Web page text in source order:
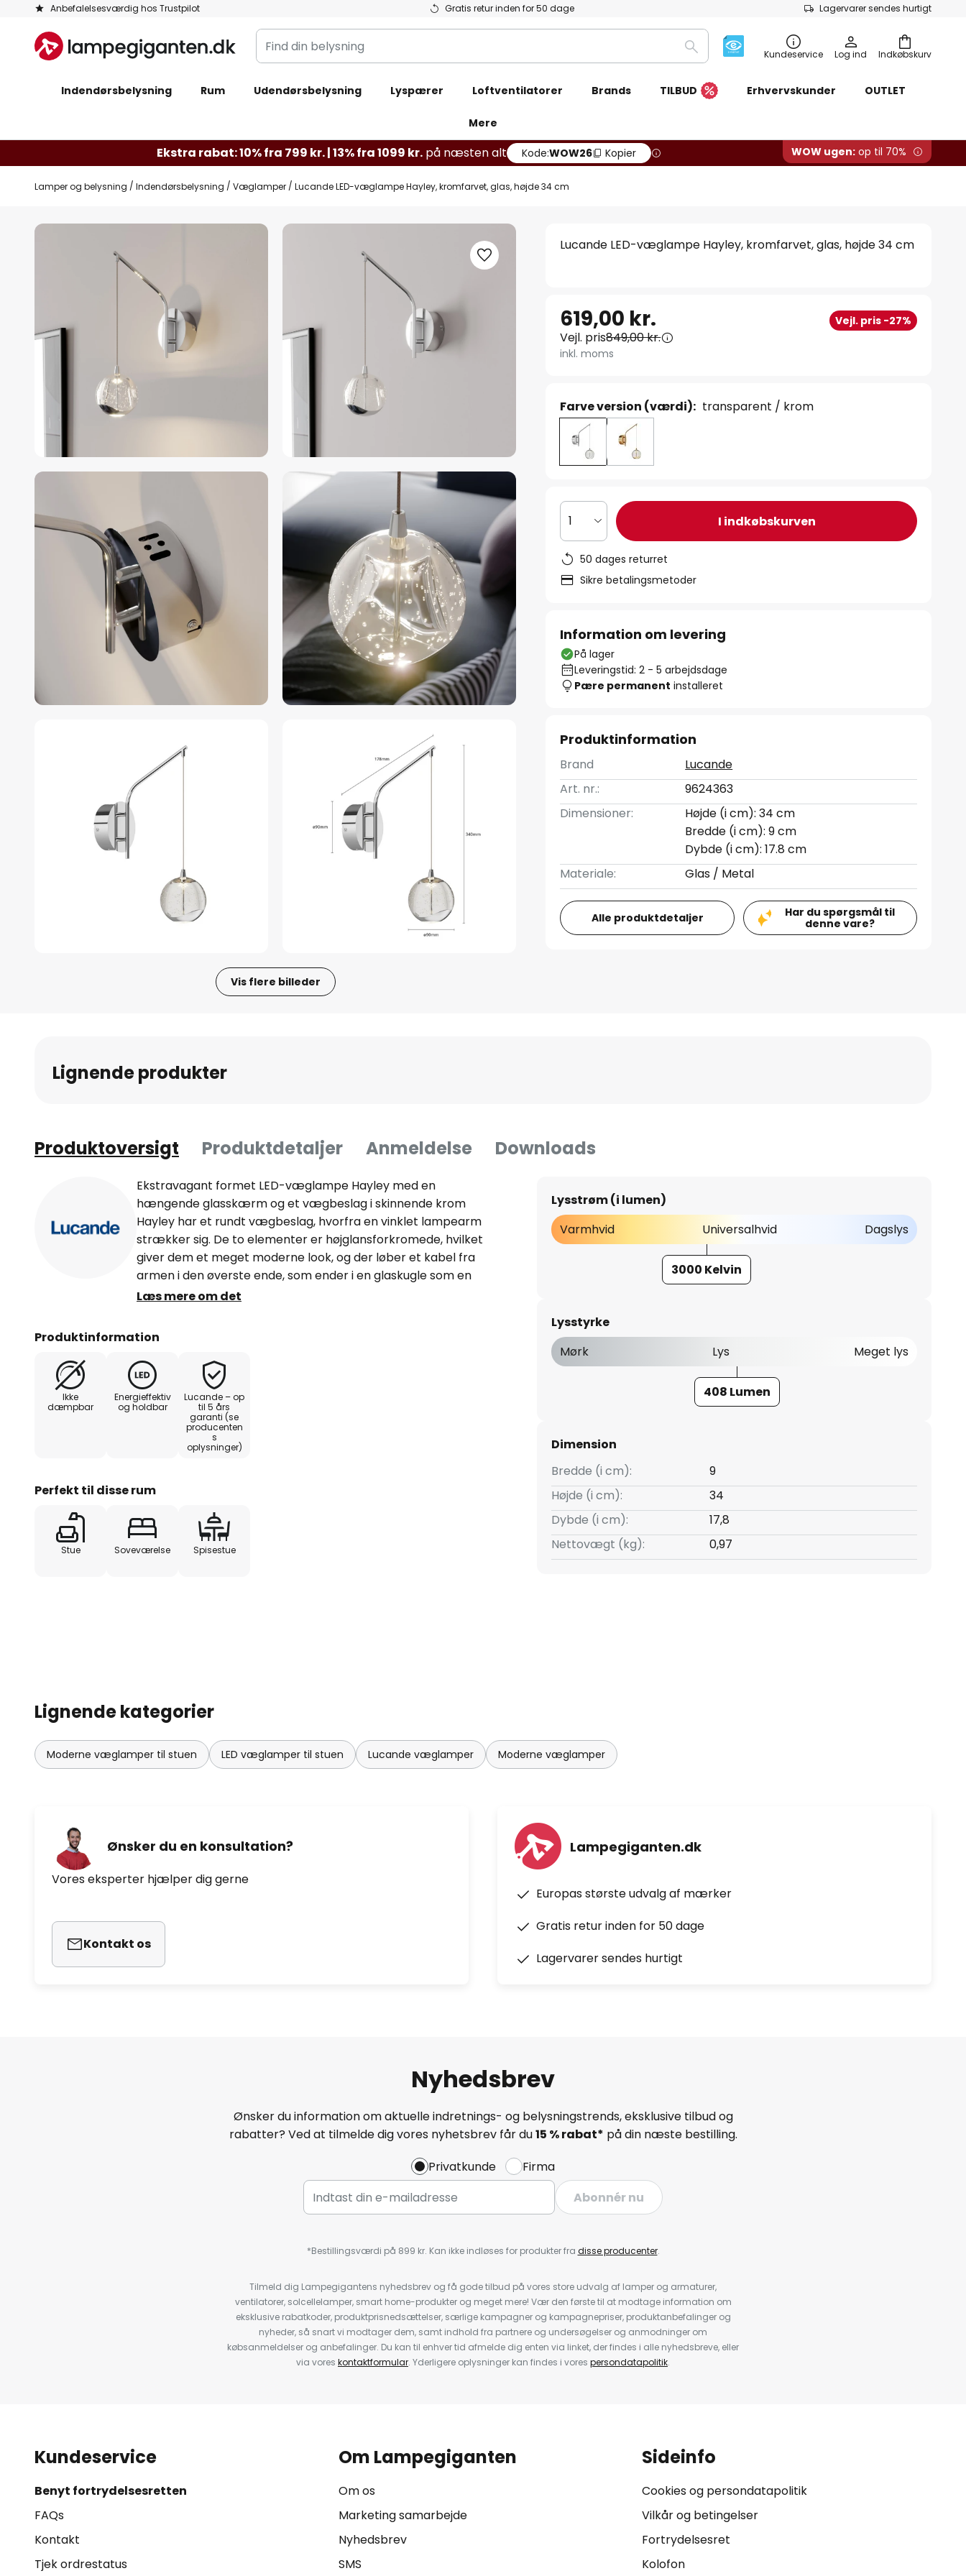
Anbefalelsesværdig hos Trustpilot Gratis retur inden for 50 dage Lagervarer sendes hurtigt
Skip
Content
Indkøbskurv
Find
din
Søg Kundeservice Log ind
Indendørsbelysning Rum Udendørsbelysning Lyspærer Loftventilatorer Brands TILBUD Erhvervskunder OUTLET
Mere
Ekstra rabat: 10% fra 799 kr. | 13% fra 1099 kr. på næsten alt Kode:WOW26 Kopier WOW ugen: op til 70%
Lamper og belysning Indendørsbelysning Væglamper Lucande LED-væglampe Hayley, kromfarvet, glas, højde 34 cm
Gå
Vis flere billeder
billedgalleriet
Lucande LED-væglampe Hayley, kromfarvet, glas, højde 34 cm
619,00 kr. Vejl. pris -27%
Vejl. pris849,00 kr.
inkl. moms
Farve version (værdi): transparent / krom
1 I indkøbskurven
50 dages returret
Sikre betalingsmetoder
Information om levering
På lager
Leveringstid: 2 - 5 arbejdsdage
Pære permanent installeret
Produktinformation
Brand
Lucande
Art. nr.:
9624363
Dimensioner:
Højde (i cm): 34 cm
Bredde (i cm): 9 cm
Dybde (i cm): 17.8 cm
Materiale:
Glas / Metal
Alle produktdetaljer
Har du spørgsmål til
denne vare?
Lignende produkter
Produktoversigt Produktdetaljer Anmeldelse Downloads
Ekstravagant formet LED-væglampe Hayley med en
hængende glasskærm og et vægbeslag i skinnende krom
Hayley har et rundt vægbeslag, hvorfra en vinklet lampearm
strækker sig. De to elementer er højglansforkromede, hvilket
giver dem et meget moderne look, og der løber et kabel fra
armen i den øverste ende, som ender i en glaskugle som en
klassisk hængelampe. Denne kugle er klar og lavet af attraktivt
metalelement, der ligesom stellet er færdiggjort i krom. Lyset
lyskomponent fremstår blødere på grund af den satiniserede
glasoverflade på skærmens underside. Væglampens LED-
teknologi sikrer et lavt energiforbrug.
Læs mere om det
Produktinformation
Ikke
dæmpbar
Energieffektiv
og holdbar
Lucande – op
til 5 års
garanti (se
producenten
s
oplysninger)
Perfekt til disse rum
Stue Soveværelse Spisestue
Lysstrøm (i lumen)
Varmhvid
Universalhvid Dagslys
3000 Kelvin
Lysstyrke
Mørk
Lys Meget lys
408 Lumen
Dimension
Bredde (i cm):
9
Højde (i cm):
34
Dybde (i cm):
17,8
Nettovægt (kg):
0,97
Lignende kategorier
Moderne væglamper til stuen LED væglamper til stuen Lucande væglamper Moderne væglamper
Ønsker du en konsultation?
Vores eksperter hjælper dig gerne
Kontakt os
Lampegiganten.dk
Europas største udvalg af mærker
Gratis retur inden for 50 dage
Lagervarer sendes hurtigt
Nyhedsbrev
Ønsker du information om aktuelle indretnings- og belysningstrends, eksklusive tilbud og
rabatter? Ved at tilmelde dig vores nyhetsbrev får du15 % rabat* på din næste bestilling.
Privatkunde
Firma
Abonnér nu
*Bestillingsværdi på 899 kr. Kan ikke indløses for produkter fra disse producenter.
Tilmeld dig Lampegigantens nyhedsbrev og få gode tilbud på vores store udvalg af lamper og armaturer,
ventilatorer, solcellelamper, smart home-produkter og meget mere! Vær den første til at modtage information om
eksklusive rabatkoder, produktprisnedsættelser, særlige kampagner og kampagnepriser, produktanbefalinger og
nyheder, så snart vi modtager dem, samt indhold fra partnere og undersøgelser og anmodninger om
købsanmeldelser og anbefalinger. Du kan til enhver tid afmelde dig enten via linket, der findes i alle nyhedsbreve, eller
via vores kontaktformular. Yderligere oplysninger kan findes i vores persondatapolitik.
Kundeservice
Benyt fortrydelsesretten
FAQs
Kontakt
Tjek ordrestatus
Om Lampegiganten
Om os
Marketing samarbejde
Nyhedsbrev
SMS
Sideinfo
Cookies og persondatapolitik
Vilkår og betingelser
Fortrydelsesret
Kolofon